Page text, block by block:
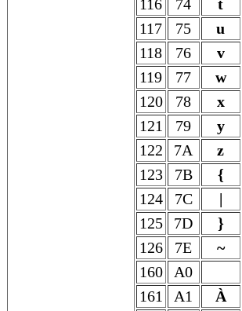
116
74 t
117
75 u
118
76 v
119
77 w
120
78 x
121
79 y
122
7A z
123
7B {
124
7C |
125
7D }
126
7E ~
160
A0
161
A1 À